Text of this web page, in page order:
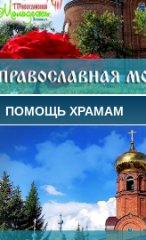
ПОМОЩЬ ХРАМАМ